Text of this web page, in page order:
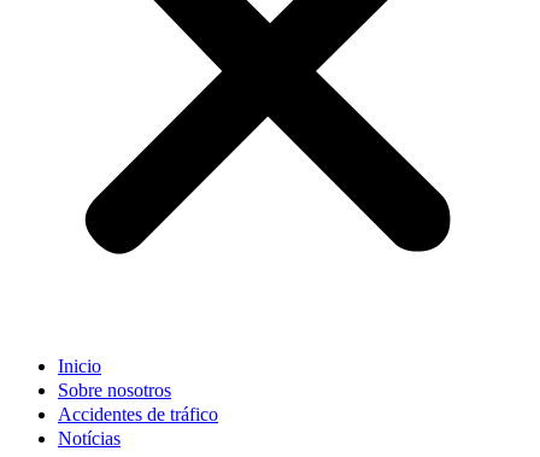
Inicio
Sobre nosotros
Accidentes de tráfico
Notícias